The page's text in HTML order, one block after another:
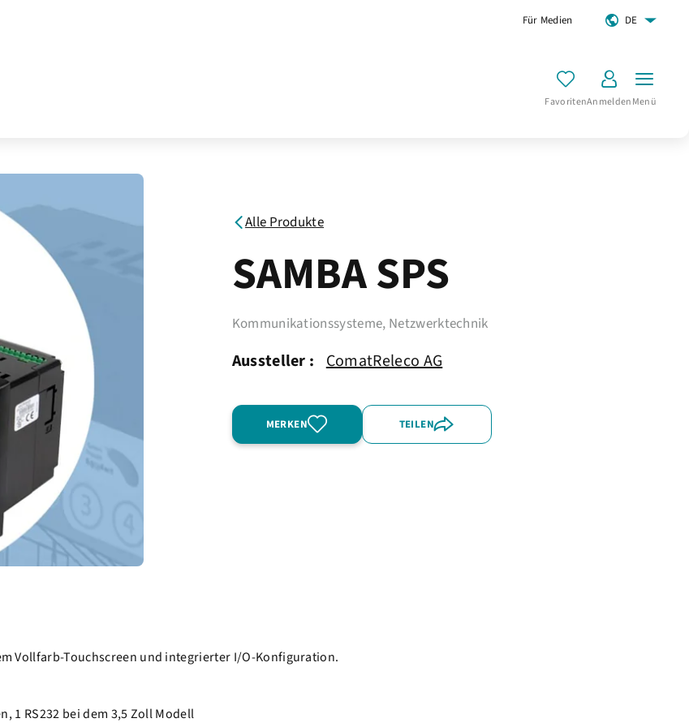
Für Medien DE
FavoritenAnmeldenMenü
Alle Produkte
SAMBA SPS
Kommunikationssysteme, Netzwerktechnik
Aussteller : ComatReleco AG
MERKEN TEILEN
Vollfarb-Touchscreen und integrierter I/O-Konfiguration.
1 RS232 bei dem 3,5 Zoll Modell